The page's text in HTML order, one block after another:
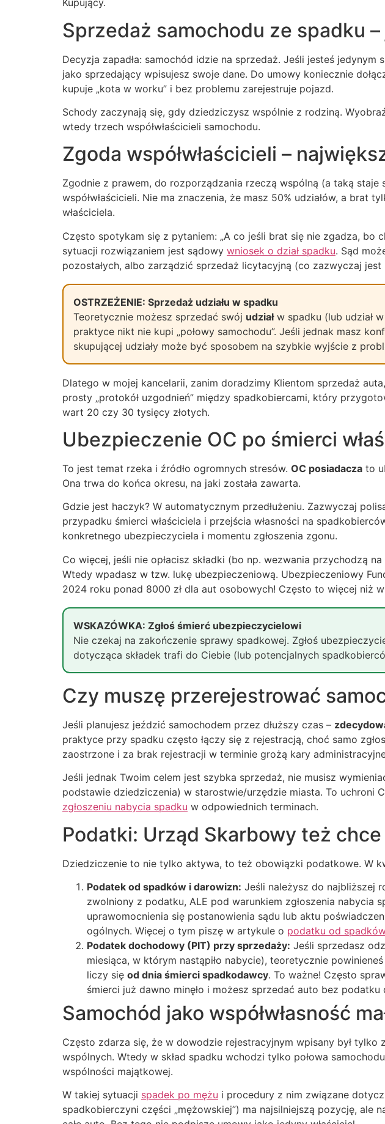
Kupujący.
Sprzedaż samochodu ze spadku
Decyzja zapadła: samochód idzie na sprzedaż. Jeśli jesteś
jako sprzedający wpisujesz swoje dane. Do umowy koniecznie
kupuje „kota w worku” i bez problemu zarejestruje pojazd.
Schody zaczynają się, gdy dziedziczysz wspólnie z rodziną.
wtedy trzech współwłaścicieli samochodu.
Zgoda współwłaścicieli –
Zgodnie z prawem, do rozporządzania rzeczą wspólną (a taką
współwłaścicieli. Nie ma znaczenia, że masz 50% udziałów, a brat
właściciela.
Często spotykam się z pytaniem: „A co jeśli brat się nie zgadza, bo
sytuacji rozwiązaniem jest sądowy wniosek o dział spadku. Sąd
pozostałych, albo zarządzić sprzedaż licytacyjną (co zazwyczaj
OSTRZEŻENIE: Sprzedaż udziału w spadku
Teoretycznie możesz sprzedać swój udziałw spadku (lub udział
praktyce nikt nie kupi „połowy samochodu”. Jeśli jednak masz
skupującej udziały może być sposobem na szybkie wyjście z
Dlatego w mojej kancelarii, zanim doradzimy Klientom sprzedaż
prosty „protokół uzgodnień” między spadkobiercami, który
wart 20 czy 30 tysięcy złotych.
Ubezpieczenie OC po śmierci
To jest temat rzeka i źródło ogromnych stresów. OC posiadacza to
Ona trwa do końca okresu, na jaki została zawarta.
Gdzie jest haczyk? W automatycznym przedłużeniu. Zazwyczaj
przypadku śmierci właściciela i przejścia własności na
konkretnego ubezpieczyciela i momentu zgłoszenia zgonu.
Co więcej, jeśli nie opłacisz składki (bo np. wezwania przychodzą
Wtedy wpadasz w tzw. lukę ubezpieczeniową. Ubezpieczeniowy
2024 roku ponad 8000 zł dla aut osobowych! Często to więcej niż
WSKAZÓWKA: Zgłoś śmierć ubezpieczycielowi
Nie czekaj na zakończenie sprawy spadkowej. Zgłoś
dotycząca składek trafi do Ciebie (lub potencjalnych
Czy muszę przerejestrować
Jeśli planujesz jeździć samochodem przez dłuższy czas –
praktyce przy spadku często łączy się z rejestracją, choć samo
zaostrzone i za brak rejestracji w terminie grożą kary
Jeśli jednak Twoim celem jest szybka sprzedaż, nie musisz
podstawie dziedziczenia) w starostwie/urzędzie miasta. To uchroni
zgłoszeniu nabycia spadku w odpowiednich terminach.
Podatki: Urząd Skarbowy też
Dziedziczenie to nie tylko aktywa, to też obowiązki podatkowe. W
Podatek od spadków i darowizn: Jeśli należysz do najbliższej
zwolniony z podatku, ALE pod warunkiem zgłoszenia
uprawomocnienia się postanowienia sądu lub aktu
ogólnych. Więcej o tym piszę w artykule o podatku od
Podatek dochodowy (PIT) przy sprzedaży: Jeśli sprzedasz
miesiąca, w którym nastąpiło nabycie), teoretycznie
liczy się od dnia śmierci spadkodawcy. To ważne! Często
śmierci już dawno minęło i możesz sprzedać auto bez podatku
Samochód jako współwłasność
Często zdarza się, że w dowodzie rejestracyjnym wpisany był tylko
wspólnych. Wtedy w skład spadku wchodzi tylko połowa
wspólności majątkowej.
W takiej sytuacji spadek po mężu i procedury z nim związane
spadkobierczyni części „mężowskiej”) ma najsilniejszą pozycję,